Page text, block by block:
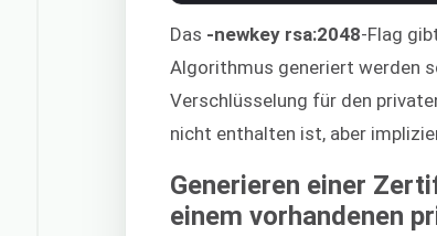
Das -newkey rsa:2048-Flag
Algorithmus generiert werden
Verschlüsselung für den
nicht enthalten ist, aber
Generieren einer
einem vorhandenen